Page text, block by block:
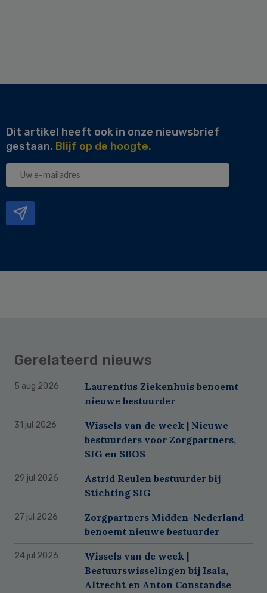
Dit artikel heeft ook in onze nieuwsbrief
gestaan. Blijf op de hoogte.
Uw
Gerelateerd nieuws
5 aug 2026
Laurentius Ziekenhuis benoemt
nieuwe bestuurder
31 jul 2026
Wissels van de week | Nieuwe
bestuurders voor Zorgpartners,
SIG en SBOS
29 jul 2026
Astrid Reulen bestuurder bij
Stichting SIG
27 jul 2026
Zorgpartners Midden-Nederland
benoemt nieuwe bestuurder
24 jul 2026
Wissels van de week |
Bestuurswisselingen bij Isala,
Altrecht en Anton Constandse